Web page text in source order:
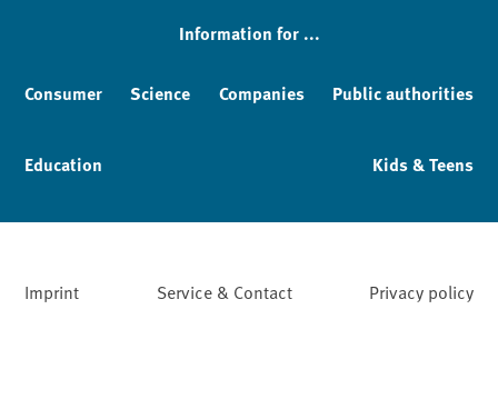
Information for ...
Consumer Science Companies Public authorities
Education Kids & Teens
Imprint Service & Contact Privacy policy